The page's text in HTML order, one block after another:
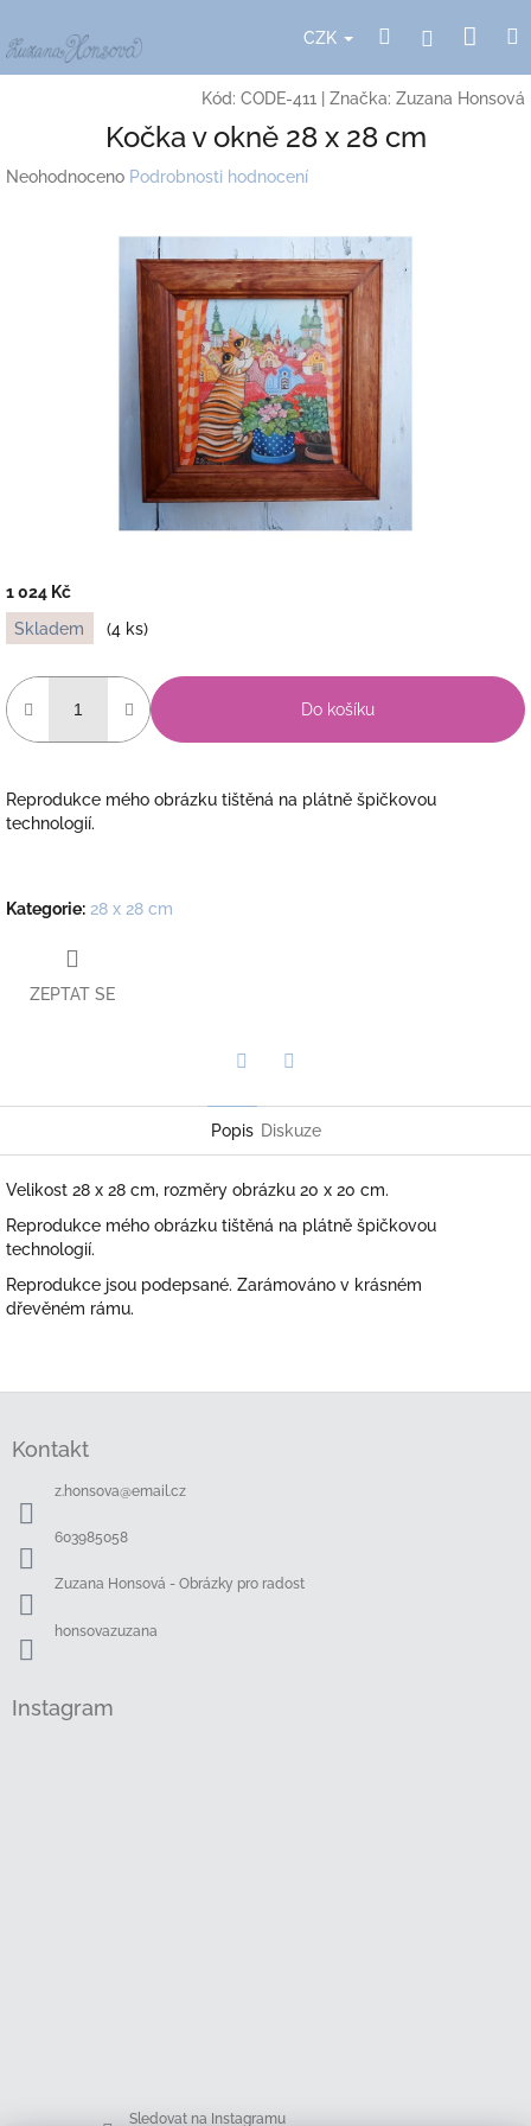
na
obsah
CZK HledatPřihlášení
Kód: CODE-411 Značka: Zuzana Honsová
Kočka v okně 28 x 28 cm
Průměrné
Neohodnoceno Podrobnosti hodnocení
1 024 Kč
Měrná
cena:
Skladem (4 ks)
Do košíku
Reprodukce mého obrázku tištěná na plátně špičkovou
technologií.
Kategorie: 28 x 28 cm
ZEPTAT SE
Popis Diskuze
Velikost 28 x 28 cm, rozměry obrázku 20 x 20 cm.
Reprodukce mého obrázku tištěná na plátně špičkovou
technologií.
Reprodukce jsou podepsané. Zarámováno v krásném
dřevěném rámu.
Kontakt
z.honsova@email.cz
603985058
Zuzana Honsová - Obrázky pro radost
honsovazuzana
Instagram
Sledovat na Instagramu